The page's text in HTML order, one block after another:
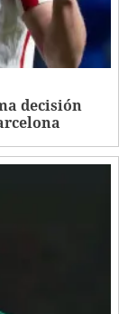
decisión